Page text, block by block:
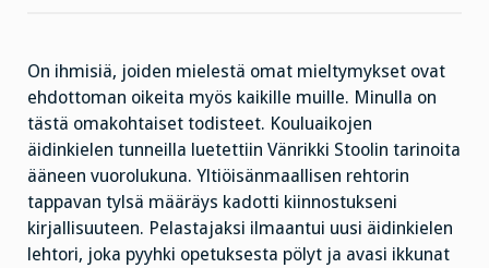
On ihmisiä, joiden mielestä omat mieltymykset ovat
ehdottoman oikeita myös kaikille muille. Minulla on
tästä omakohtaiset todisteet. Kouluaikojen
äidinkielen tunneilla luetettiin Vänrikki Stoolin tarinoita
ääneen vuorolukuna. Yltiöisänmaallisen rehtorin
tappavan tylsä määräys kadotti kiinnostukseni
kirjallisuuteen. Pelastajaksi ilmaantui uusi äidinkielen
lehtori, joka pyyhki opetuksesta pölyt ja avasi ikkunat